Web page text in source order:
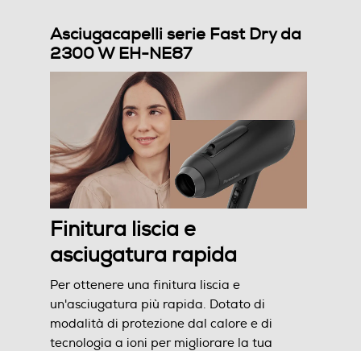
Tecnologia silenziosa
Funzione lisciante
Altre funzioni
potenza massima di 2500 Watt raggiunti con il
beccuccio AirBoost
Autospegnimento
Asciugacapelli serie Fast Dry da
2300 W EH-NE87
Finitura liscia e
asciugatura rapida
Per ottenere una finitura liscia e
un'asciugatura più rapida. Dotato di
modalità di protezione dal calore e di
tecnologia a ioni per migliorare la tua